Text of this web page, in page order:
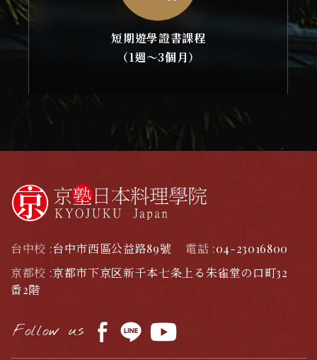
短期遊學證書課程
（1週～3個月）
台中校 :台中市西區公益路89號 電話 :04-23016800
京都校 :京都市下京区新千本七条上る朱雀堂の口町32
番2階
Follow us